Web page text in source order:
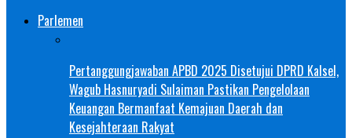
Parlemen
Pertanggungjawaban APBD 2025 Disetujui DPRD Kalsel,
Wagub Hasnuryadi Sulaiman Pastikan Pengelolaan
Keuangan Bermanfaat Kemajuan Daerah dan
Kesejahteraan Rakyat